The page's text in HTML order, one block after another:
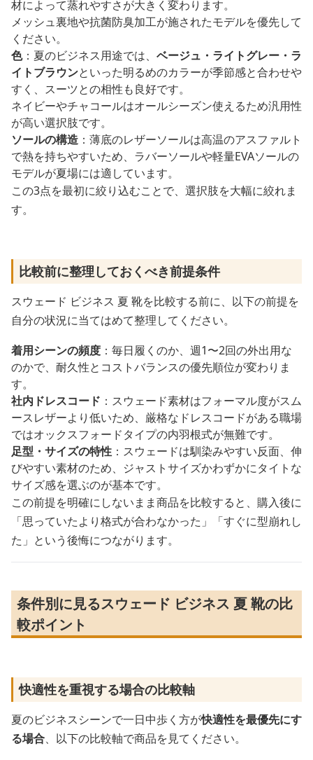
材によって蒸れやすさが大きく変わります。
メッシュ裏地や抗菌防臭加工が施されたモデルを優先して
ください。
色：夏のビジネス用途では、 ベージュ・ライトグレー・ラ
イトブラウンといった明るめのカラーが季節感と合わせや
すく、スーツとの相性も良好です。
ネイビーやチャコールはオールシーズン使えるため汎用性
が高い選択肢です。
ソールの構造 ：薄底のレザーソールは高温のアスファルト
で熱を持ちやすいため、ラバーソールや軽量EVAソールの
モデルが夏場には適しています。
この3点を最初に絞り込むことで、選択肢を大幅に絞れま
す。
比較前に整理しておくべき前提条件
スウェード ビジネス 夏 靴を比較する前に、以下の前提を
自分の状況に当てはめて整理してください。
着用シーンの頻度 ：毎日履くのか、週1〜2回の外出用な
のかで、耐久性とコストバランスの優先順位が変わりま
す。
社内ドレスコード ：スウェード素材はフォーマル度がスム
ースレザーより低いため、厳格なドレスコードがある職場
ではオックスフォードタイプの内羽根式が無難です。
足型・サイズの特性 ：スウェードは馴染みやすい反面、伸
びやすい素材のため、ジャストサイズかわずかにタイトな
サイズ感を選ぶのが基本です。
この前提を明確にしないまま商品を比較すると、購入後に
「思っていたより格式が合わなかった」「すぐに型崩れし
た」という後悔につながります。
条件別に見るスウェード ビジネス 夏 靴の比
較ポイント
快適性を重視する場合の比較軸
夏のビジネスシーンで一日中歩く方が快適性を最優先にす
る場合、以下の比較軸で商品を見てください。